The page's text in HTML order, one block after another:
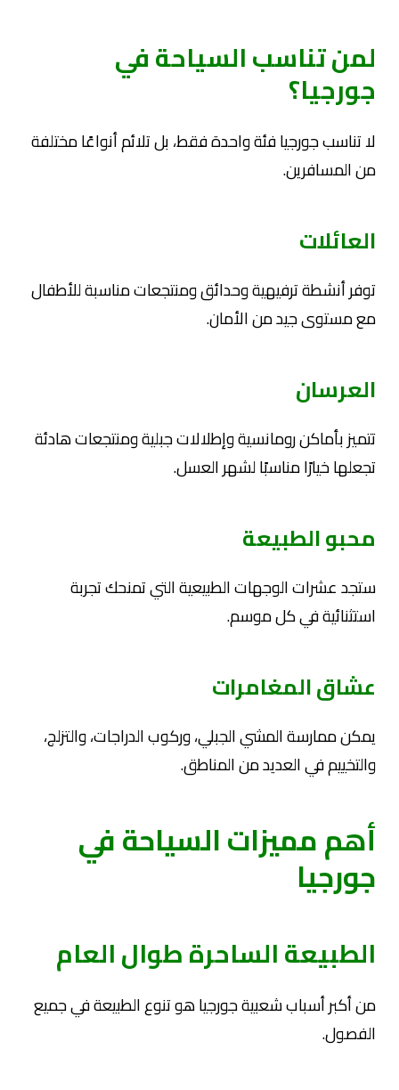
لمن تناسب السياحة في
جورجيا؟
لا تناسب جورجيا فئة واحدة فقط، بل تلائم أنواعًا مختلفة
من المسافرين.
العائلات
توفر أنشطة ترفيهية وحدائق ومنتجعات مناسبة للأطفال
مع مستوى جيد من الأمان.
العرسان
تتميز بأماكن رومانسية وإطلالات جبلية ومنتجعات هادئة
تجعلها خيارًا مناسبًا لشهر العسل.
محبو الطبيعة
ستجد عشرات الوجهات الطبيعية التي تمنحك تجربة
استثنائية في كل موسم.
عشاق المغامرات
يمكن ممارسة المشي الجبلي، وركوب الدراجات، والتزلج،
والتخييم في العديد من المناطق.
أهم مميزات السياحة في
جورجيا
الطبيعة الساحرة طوال العام
من أكبر أسباب شعبية جورجيا هو تنوع الطبيعة في جميع
الفصول.